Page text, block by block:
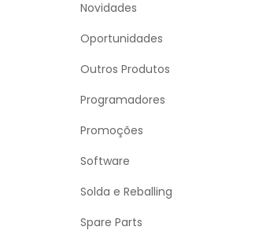
Novidades
Oportunidades
Outros Produtos
Programadores
Promoções
Software
Solda e Reballing
Spare Parts